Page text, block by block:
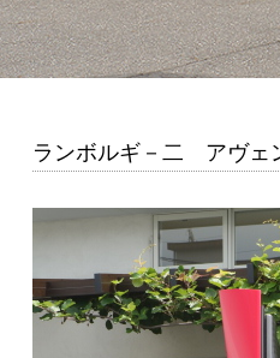
ランボルギ－二 アヴ